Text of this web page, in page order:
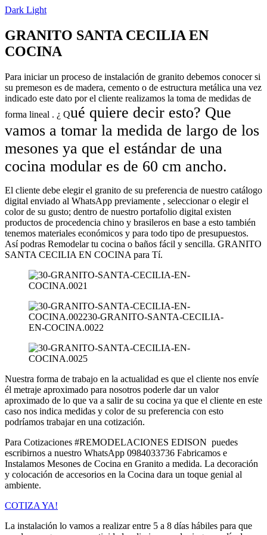
Dark Light
GRANITO SANTA CECILIA EN
COCINA
Para iniciar un proceso de instalación de granito debemos conocer si
su premeson es de madera, cemento o de estructura metálica una vez
indicado este dato por el cliente realizamos la toma de medidas de
forma lineal . ¿ Qué quiere decir esto? Que
vamos a tomar la medida de largo de los
mesones ya que el estándar de una
cocina modular es de 60 cm ancho.
El cliente debe elegir el granito de su preferencia de nuestro catálogo
digital enviado al WhatsApp previamente , seleccionar o elegir el
color de su gusto; dentro de nuestro portafolio digital existen
productos de procedencia chino y brasileros en base a esto también
tenemos materiales económicos y para todo tipo de presupuestos.
Así podras Remodelar tu cocina o baños fácil y sencilla. GRANITO
SANTA CECILIA EN COCINA para Tí.
Nuestra forma de trabajo en la actualidad es que el cliente nos envíe
él metraje aproximado para nosotros poderle dar un valor
aproximado de lo que va a salir de su cocina ya que el cliente en este
caso nos indica medidas y color de su preferencia con esto
podríamos trabajar en una cotización.
Para Cotizaciones #REMODELACIONES EDISON puedes
escribirnos a nuestro WhatsApp 0984033736 Fabricamos e
Instalamos Mesones de Cocina en Granito a medida. La decoración
y colocación de accesorios en la Cocina dara un toque genial al
ambiente.
COTIZA YA!
La instalación lo vamos a realizar entre 5 a 8 días hábiles para que